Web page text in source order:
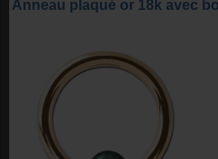
Anneau plaqué or 18k avec